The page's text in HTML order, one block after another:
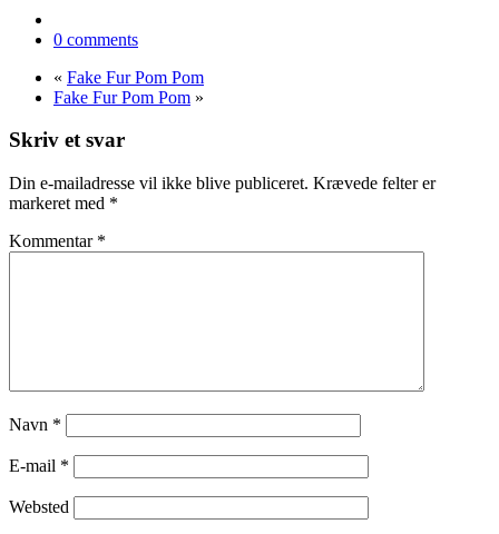
0 comments
« Fake Fur Pom Pom
Fake Fur Pom Pom »
Skriv et svar
Din e-mailadresse vil ikke blive publiceret. Krævede felter er
markeret med *
Kommentar *
Navn *
E-mail *
Websted